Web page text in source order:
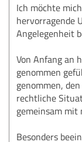
Ich möchte
hervorragende
Angelegenheit
Von Anfang an
genommen
genommen,
rechtliche
gemeinsam
Besonders